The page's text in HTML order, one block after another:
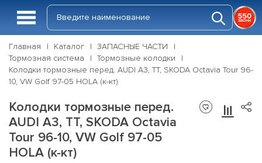
Главная Каталог
ЗАПАСНЫЕ ЧАСТИ
Тормозная система
Тормозные колодки
Колодки тормозные перед. AUDI A3, TT, SKODA Octavia Tour 96-
10, VW Golf 97-05 HOLA (к-кт)
Колодки тормозные перед.
AUDI A3, TT, SKODA Octavia
Tour 96-10, VW Golf 97-05
HOLA (к-кт)